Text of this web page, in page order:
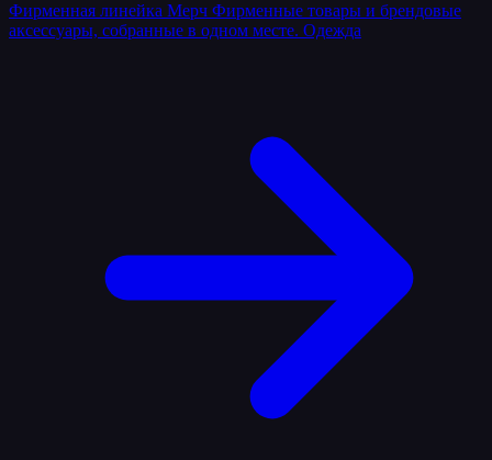
Фирменная линейка Мерч Фирменные товары и брендовые
аксессуары, собранные в одном месте. Одежда